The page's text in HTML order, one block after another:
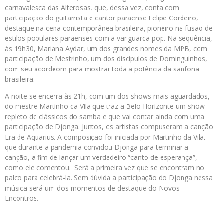
carnavalesca das Alterosas, que, dessa vez, conta com
participação do guitarrista e cantor paraense Felipe Cordeiro,
destaque na cena contemporânea brasileira, pioneiro na fusão de
estilos populares paraenses com a vanguarda pop. Na sequência,
às 19h30, Mariana Aydar, um dos grandes nomes da MPB, com
participação de Mestrinho, um dos discípulos de Dominguinhos,
com seu acordeom para mostrar toda a potência da sanfona
brasileira.
A noite se encerra às 21h, com um dos shows mais aguardados,
do mestre Martinho da Vila que traz a Belo Horizonte um show
repleto de clássicos do samba e que vai contar ainda com uma
participação de Djonga. Juntos, os artistas compuseram a canção
Era de Aquarius. A composição foi iniciada por Martinho da Vila,
que durante a pandemia convidou Djonga para terminar a
canção, a fim de lançar um verdadeiro “canto de esperança”,
como ele comentou. Será a primeira vez que se encontram no
palco para celebrá-la. Sem dúvida a participação do Djonga nessa
música será um dos momentos de destaque do Novos
Encontros.